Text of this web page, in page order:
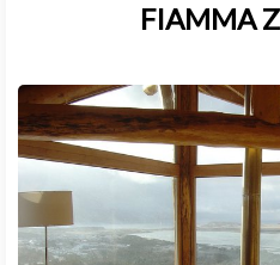
FIAMMA